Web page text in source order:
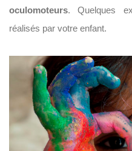
oculomoteurs. Quelques
réalisés par votre enfant.